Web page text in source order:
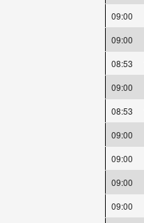
09:00
09:00
08:53
09:00
08:53
09:00
09:00
09:00
09:00